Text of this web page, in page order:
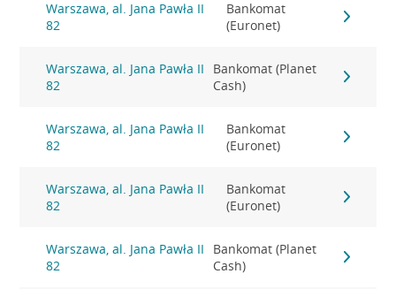
Warszawa, al. Jana Pawła II
82
Bankomat
(Euronet)
Warszawa, al. Jana Pawła II
82
Bankomat (Planet
Cash)
Warszawa, al. Jana Pawła II
82
Bankomat
(Euronet)
Warszawa, al. Jana Pawła II
82
Bankomat
(Euronet)
Warszawa, al. Jana Pawła II
82
Bankomat (Planet
Cash)